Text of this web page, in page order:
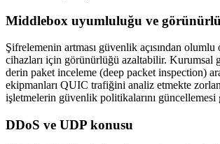
Middlebox uyumluluğu ve
Şifrelemenin artması güvenlik açısından olumlu
cihazları için görünürlüğü azaltabilir. Kurumsal
derin paket inceleme (deep packet inspection)
ekipmanları QUIC trafiğini analiz etmekte
işletmelerin güvenlik politikalarını güncellemesi
DDoS ve UDP konusu